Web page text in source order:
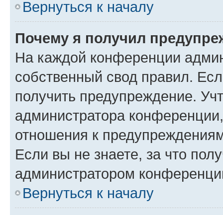
Вернуться к началу
Почему я получил
На каждой конференции
собственный свод правил.
получить предупреждение.
администратора
отношения к
Если вы не знаете, за что
администратором
Вернуться к началу